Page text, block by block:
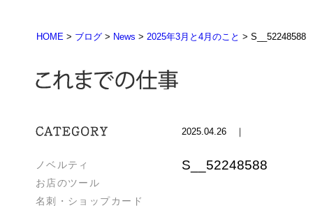
HOME > ブログ > News > 2025年3月と4月のこと > S__52248588
ノベルティ
お店のツール
名刺・ショップカード
2025.04.26 ｜
S__52248588